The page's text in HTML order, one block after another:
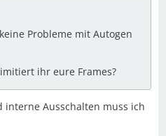
Probleme mit Autogen
ihr eure Frames?
Ausschalten muss ich